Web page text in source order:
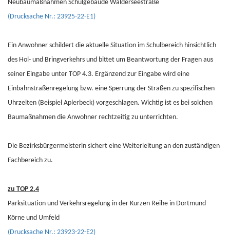
Neubaumaßnahmen Schulgebäude Walderseestraße
(Drucksache Nr.: 23925-22-E1)
Ein Anwohner schildert die aktuelle Situation im Schulbereich hinsichtlich
des Hol- und Bringverkehrs und bittet um Beantwortung der Fragen aus
seiner Eingabe unter TOP 4.3. Ergänzend zur Eingabe wird eine
Einbahnstraßenregelung bzw. eine Sperrung der Straßen zu spezifischen
Uhrzeiten (Beispiel Aplerbeck) vorgeschlagen. Wichtig ist es bei solchen
Baumaßnahmen die Anwohner rechtzeitig zu unterrichten.
Die Bezirksbürgermeisterin sichert eine Weiterleitung an den zuständigen
Fachbereich zu.
zu TOP 2.4
Parksituation und Verkehrsregelung in der Kurzen Reihe in Dortmund
Körne und Umfeld
(Drucksache Nr.: 23923-22-E2)